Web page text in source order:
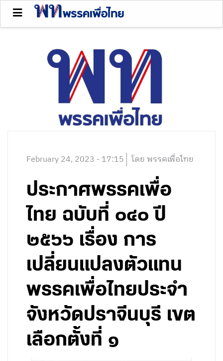
February 24, 2023 - 17:15 โดย พรรคเพื่อไทย
ประกาศพรรคเพื่อ
ไทย ฉบับที่ ๐๔๐ ปี
๒๕๖๖ เรื่อง การ
เปลี่ยนแปลงตัวแทน
พรรคเพื่อไทยประจำ
จังหวัดปราจีนบุรี เขต
เลือกตั้งที่ ๑